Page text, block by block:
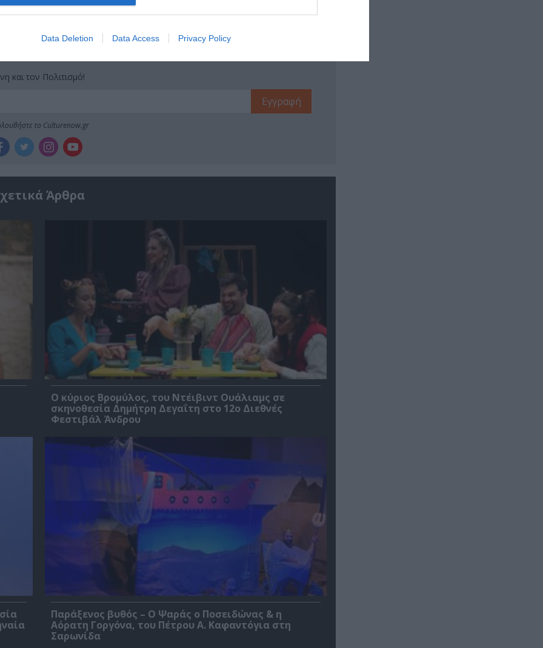
Data Deletion Data Access Privacy Policy
και τον Πολιτισμό!
το Culturenow.gr
Άρθρα
O κύριος Βρομύλος, του Ντέιβιντ Ουάλιαμς σε
σκηνοθεσία Δημήτρη Δεγαΐτη στο 12ο Διεθνές
Φεστιβάλ Άνδρου
Παράξενος βυθός – Ο Ψαράς ο Ποσειδώνας & η
Αόρατη Γοργόνα, του Πέτρου Α. Καφαντόγια στη
Σαρωνίδα